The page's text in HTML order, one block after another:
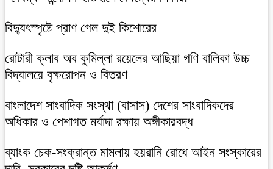
বিদ্যুৎস্পৃষ্টে প্রাণ গেল দুই কিশোরের
রোটারী ক্লাব অব কুমিল্লা রয়েলের আছিয়া গণি বালিকা উচ্চ
বিদ্যালয়ে বৃক্ষরোপন ও বিতরণ
বাংলাদেশ সাংবাদিক সংস্থা (বাসাস) দেশের সাংবাদিকদের
অধিকার ও পেশাগত মর্যাদা রক্ষায় অঙ্গীকারবদ্ধ
ব্যাংক চেক-সংক্রান্ত মামলায় হয়রানি রোধে আইন সংস্কারের